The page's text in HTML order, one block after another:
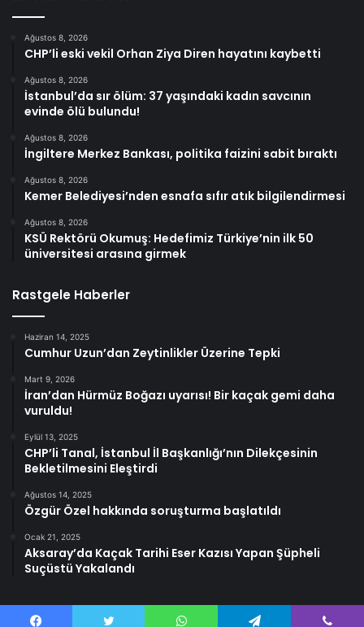
Ağustos 8, 2026
CHP’li eski vekil Orhan Ziya Diren hayatını kaybetti
Ağustos 8, 2026
İstanbul’da sır ölüm: 37 yaşındaki kadın savcının
evinde ölü bulundu!
Ağustos 8, 2026
İngiltere Merkez Bankası, politika faizini sabit bıraktı
Ağustos 8, 2026
Kemer Belediyesi’nden esnafa sıfır atık bilgilendirmesi
Ağustos 8, 2026
KSÜ Rektörü Okumuş: Hedefimiz Türkiye’nin ilk 50
üniversitesi arasına girmek
Rastgele Haberler
Haziran 14, 2025
Cumhur Uzun’dan Zeytinlikler Üzerine Tepki
Mart 9, 2026
İran’dan Hürmüz Boğazı uyarısı! Bir kaçak gemi daha
vuruldu!
Eylül 13, 2025
CHP’li Tanal, İstanbul İl Başkanlığı’nın Dilekçesinin
Bekletilmesini Eleştirdi
Ağustos 14, 2025
Özgür Özel hakkında soruşturma başlatıldı
Ocak 21, 2025
Aksaray’da Kaçak Tarihi Eser Kazısı Yapan Şüpheli
Suçüstü Yakalandı